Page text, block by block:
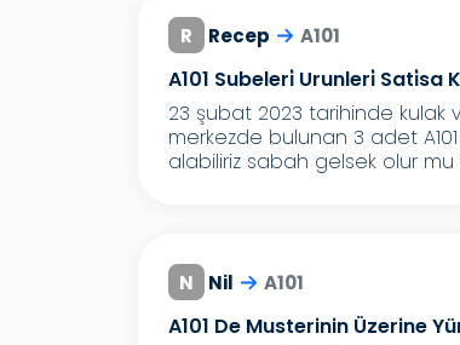
R Recep A101
A101 Subeleri̇ Urunleri̇
23 şubat 2023 tarihinde kulak
merkezde bulunan 3 adet
alabiliriz sabah gelsek olur mu
N Nil A101
A101 De Musterinin Üzerine